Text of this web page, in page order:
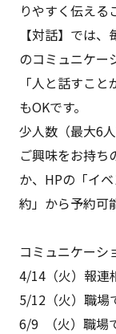
りやすく伝える
【対話】では
のコミュニケー
「人と話すこ
もOKです。
少人数（最大6
ご興味をお持ち
か、HPの「イ
約」から予約可
コミュニケーシ
4/14（火）報
5/12（火）職
6/9 （火）職場